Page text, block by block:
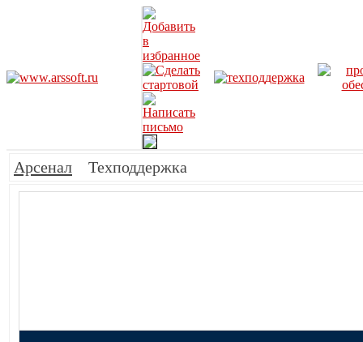
Арсенал Техподдержка